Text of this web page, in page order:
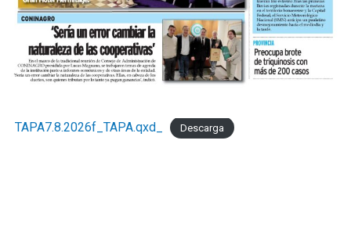
TAPA7.8.2026f_TAPA.qxd_ Descarga